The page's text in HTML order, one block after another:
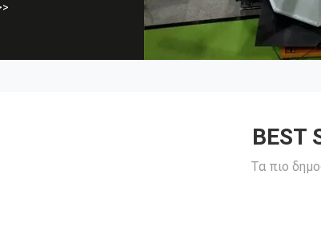
διασφαλίζουν την
BEST
Τα πιο